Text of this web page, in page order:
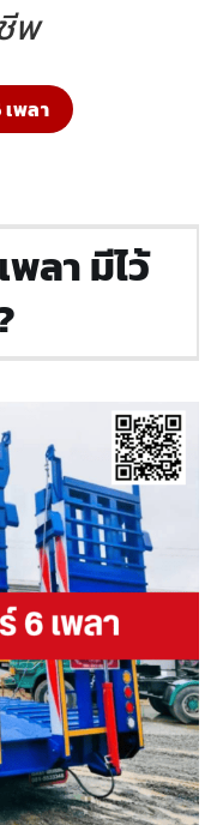
พ
เพลา
พลา มีไว้